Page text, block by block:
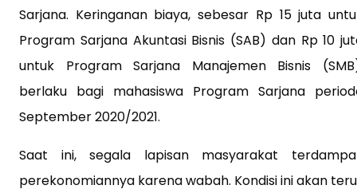
Sarjana. Keringanan biaya, sebesar Rp 15 juta
Program Sarjana Akuntasi Bisnis (SAB) dan Rp 10
untuk Program Sarjana Manajemen Bisnis
berlaku bagi mahasiswa Program Sarjana
September 2020/2021.
Saat ini, segala lapisan masyarakat
perekonomiannya karena wabah. Kondisi ini akan